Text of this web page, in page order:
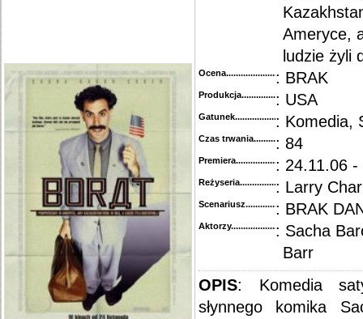
Ameryce,
ludzie żyli
Ocena.............................................
: BRAK
Produkcja.........................................
: USA
Gatunek...........................................
: Komedia,
Czas trwania......................................
: 84
Premiera..........................................
: 24.11.06
Reżyseria........................................
: Larry
Scenariusz........................................
: BRAK
Aktorzy...........................................
: Sacha
Barr
OPIS: Komedia
słynnego komika